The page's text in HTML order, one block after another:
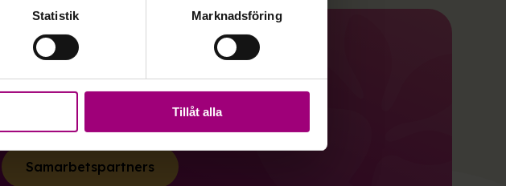
Statistik Marknadsföring
Tillåt alla
Samarbetspartners
Företagssamarbeten, stiftelser och offentliga
Samarbetspartners